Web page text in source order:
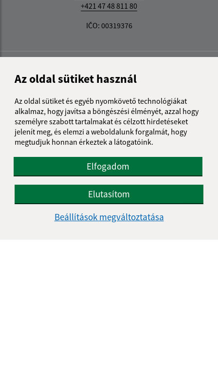
Az oldal sütiket használ
Az oldal sütiket és egyéb nyomkövető technológiákat
alkalmaz, hogy javítsa a böngészési élményét, azzal hogy
személyre szabott tartalmakat és célzott hirdetéseket
jelenít meg, és elemzi a weboldalunk forgalmát, hogy
megtudjuk honnan érkeztek a látogatóink.
Elfogadom
Elutasítom
Beállítások megváltoztatása
+421 47 48 811 80
IČO: 00319376